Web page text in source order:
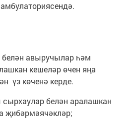
белән авыручылар һәм
кешеләр өчен яңа
үз көченә керде.
белән аралашкан
җибәрмәячәкләр;